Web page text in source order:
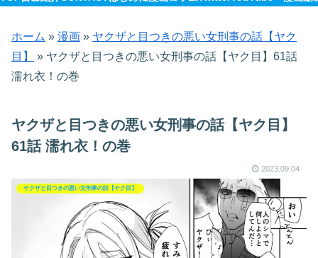
ホーム » 漫画 » ヤクザと目つきの悪い女刑事の話【ヤク
目】
» ヤクザと目つきの悪い女刑事の話【ヤク目】61話
濡れ衣！の巻
ヤクザと目つきの悪い女刑事の話【ヤク目】
61話 濡れ衣！の巻
2023.09.04
ヤクザと目つきの悪い女刑事の話【ヤク目】